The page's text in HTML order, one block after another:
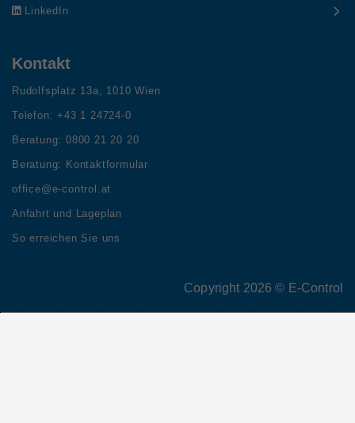
LinkedIn
Kontakt
Rudolfsplatz 13a, 1010 Wien
Telefon:+43 1 24724-0
Beratung: 0800 21 20 20
Beratung: Kontaktformular
office@e-control.at
Anfahrt und Lageplan
So erreichen Sie uns
Copyright 2026 © E-Control